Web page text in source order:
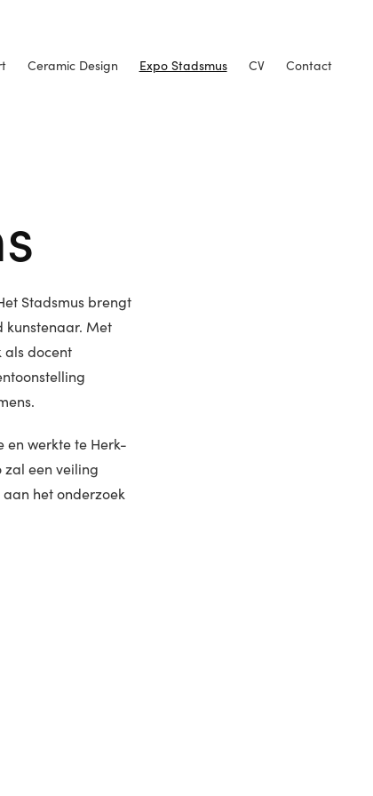
Ceramic Design Expo Stadsmus CV Contact
Stadsmus brengt
kunstenaar. Met
als docent
en werkte te Herk-
zal een veiling
het onderzoek